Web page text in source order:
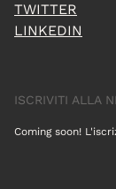
TWITTER
LINKEDIN
ISCRIVITI ALLA
Coming soon!